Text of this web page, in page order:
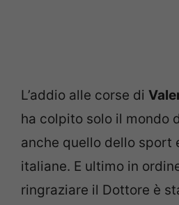
L’addio alle corse di
ha colpito solo il mondo
anche quello dello sport
italiane. E ultimo in
ringraziare il Dottore è